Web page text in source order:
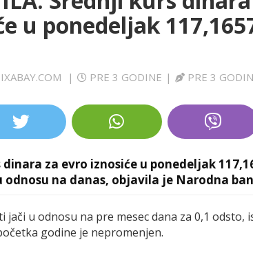
u ponedeljak
| PRE 3 GODINE | PRE 3
za evro iznosiće u ponedeljak
na danas, objavila je Narodna
jači u odnosu na pre mesec dana za 0,1 odsto,
godine je nepromenjen.